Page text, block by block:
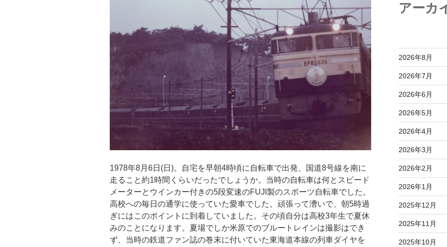
1978年8月6日(日)。自宅を早朝4時頃に自転車で出発、国道8号線を南に
走ること約1時間くらいだったでしょうか。当時の自転車は何とスピード
メーターとウインカー付きの5段変速のFUJI製のスポーツ自転車でした。
高校への毎日の通学に使っていた愛車でした。頑張って漕いで、朝5時過
ぎにはこのポイントに到着していました。その頃自分は高校3年生で夏休
みのことになります。夏場でしか米原でのブルートレインは撮影はでき
ず、当時の鉄道ファン誌の巻末に付いていた東海道本線の列車ダイヤを
アーカ
2026年8月
2026年7月
2026年6月
2026年5月
2026年4月
2026年3月
2026年2月
2026年1月
2025年12月
2025年11月
2025年10月